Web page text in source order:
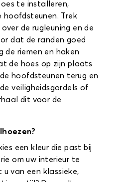
te installeren,
hoofdsteunen. Trek
de rugleuning en de
dat de randen goed
de riemen en haken
de hoes op zijn plaats
hoofdsteunen terug en
veiligheidsgordels of
dit voor de
een kleur die past bij
om uw interieur te
van een klassieke,